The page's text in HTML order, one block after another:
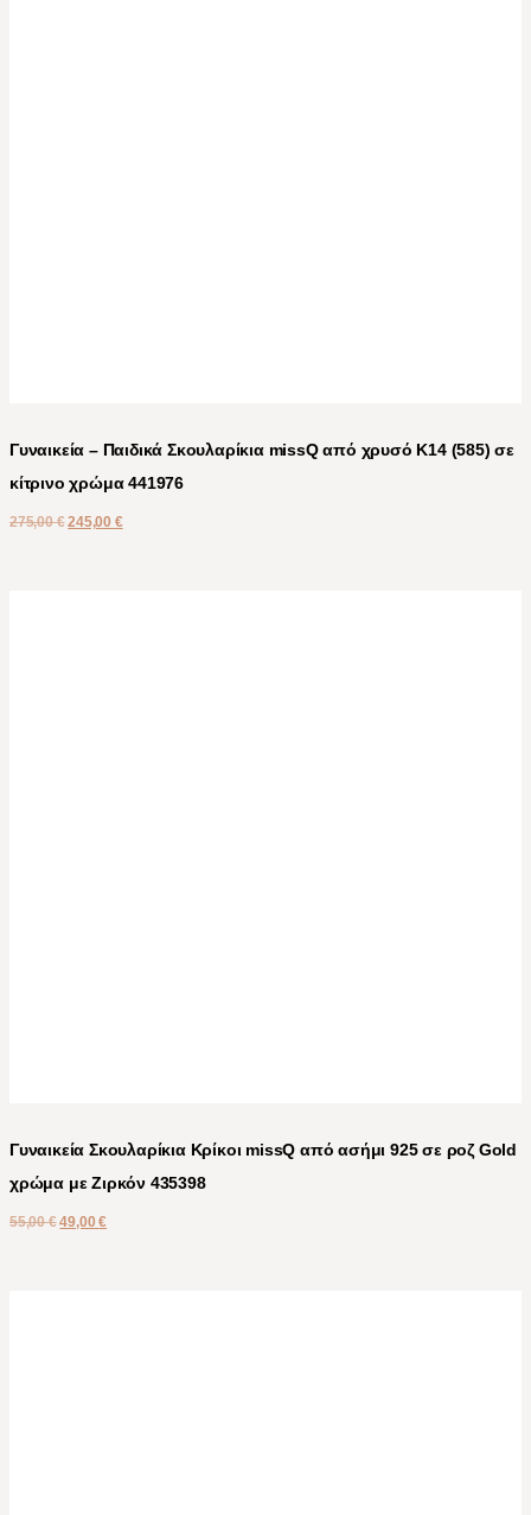
Γυναικεία – Παιδικά Σκουλαρίκια missQ από χρυσό Κ14 (585) σε
κίτρινο χρώμα 441976
275,00€ 245,00 €
Γυναικεία Σκουλαρίκια Κρίκοι missQ από ασήμι 925 σε ροζ Gold
χρώμα με Ζιρκόν 435398
55,00€ 49,00€